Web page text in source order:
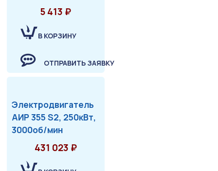
5 413 ₽
В КОРЗИНУ
ОТПРАВИТЬ ЗАЯВКУ
Электродвигатель
АИР 355 S2, 250кВт,
3000об/мин
431 023 ₽